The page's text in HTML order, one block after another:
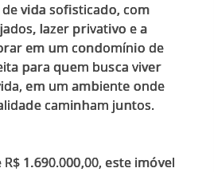
vida sofisticado, com
lazer privativo e a
em um condomínio de
para quem busca viver
em um ambiente onde
caminham juntos.
1.690.000,00, este imóvel